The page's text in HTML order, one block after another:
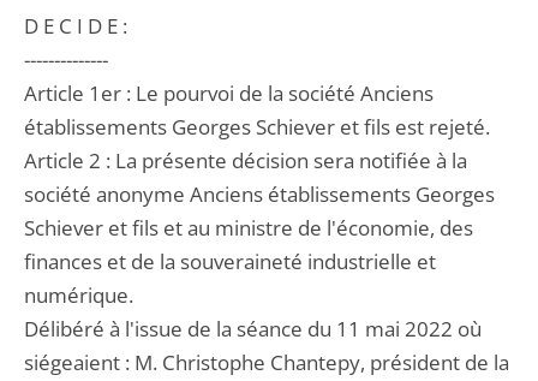
D E C I D E :
--------------
Article 1er : Le pourvoi de la société Anciens
établissements Georges Schiever et fils est rejeté.
Article 2 : La présente décision sera notifiée à la
société anonyme Anciens établissements Georges
Schiever et fils et au ministre de l'économie, des
finances et de la souveraineté industrielle et
numérique.
Délibéré à l'issue de la séance du 11 mai 2022 où
siégeaient : M. Christophe Chantepy, président de la